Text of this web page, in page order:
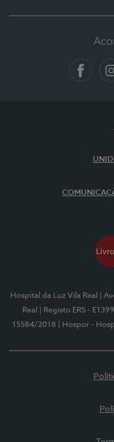
Hospital da Luz Vila Real
|
Real
| Registo ERS -
15584/2018
| Hospor -